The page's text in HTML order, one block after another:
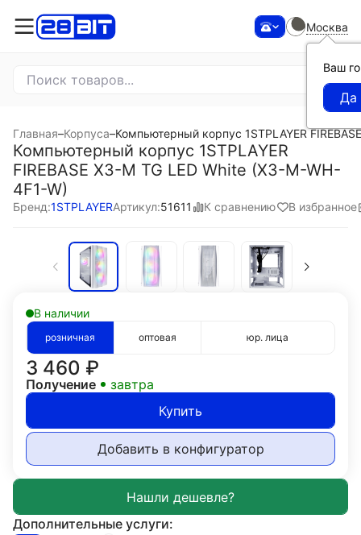
Москва
Ваш
Главная–Корпуса–Компьютерный корпус 1STPLAYER
Компьютерный корпус 1STPLAYER
FIREBASE X3-M TG LED White (X3-M-WH-
4F1-W)
Бренд:1STPLAYERАртикул:51611 К сравнению В избранное
В наличии
розничная оптовая юр. лица
3 460 ₽
Получение
завтра
Купить
Добавить в конфигуратор
Дополнительные услуги: